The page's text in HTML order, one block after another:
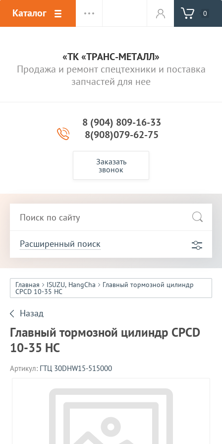
Каталог 0
«ТК «ТРАНС-МЕТАЛЛ»
Продажа и ремонт спецтехники и поставка
запчастей для нее
8 (904) 809-16-33
8(908)079-62-75
Заказать
звонок
Расширенный поиск
Главная ISUZU, HangCha Главный тормозной цилиндр
CPCD 10-35 HC
Назад
Главный тормозной цилиндр CPCD
10-35 HC
Артикул: ГТЦ 30DHW15-515000